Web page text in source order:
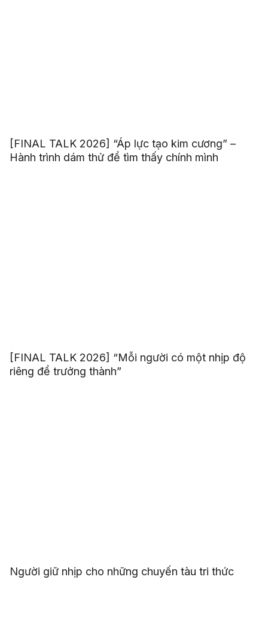
[FINAL TALK 2026] “Áp lực tạo kim cương” –
Hành trình dám thử để tìm thấy chính mình
[FINAL TALK 2026] “Mỗi người có một nhịp độ
riêng để trưởng thành”
Người giữ nhịp cho những chuyến tàu tri thức